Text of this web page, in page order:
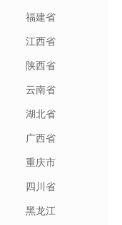
福建省
江西省
陕西省
云南省
湖北省
广西省
重庆市
四川省
黑龙江